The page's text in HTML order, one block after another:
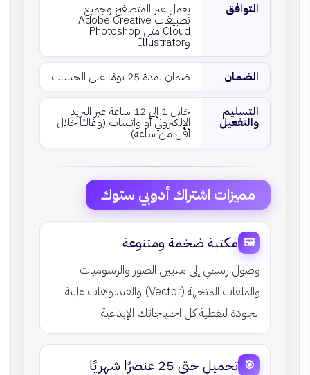
التوافق يعمل عبر المتصفح وجميع
تطبيقات Adobe Creative
Cloud مثل Photoshop
وIllustrator
الضمان ضمان لمدة 25 يومًا على الحساب
التسليم
والتفعيل
خلال 1 إلى 12 ساعة عبر البريد
الإلكتروني أو واتساب (وغالبًا خلال
أقل من ساعة)
مميزات اشتراك أدوبي ستوك
🖼️ مكتبة ضخمة ومتنوعة
وصول رسمي إلى ملايين الصور والرسوميات
والملفات المتجهة (Vector) والفيديوهات عالية
الجودة لتغطية كل احتياجاتك الإبداعية.
🎯 تحميل حتى 25 عنصرًا شهريًا